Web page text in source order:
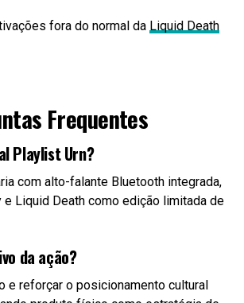
fora do normal da Liquid Death
Frequentes
Playlist Urn?
com alto-falante Bluetooth integrada,
Liquid Death como edição limitada de
da ação?
e reforçar o posicionamento cultural